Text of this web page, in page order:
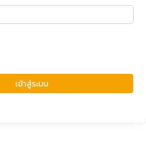
เข้าสู่ระบบ